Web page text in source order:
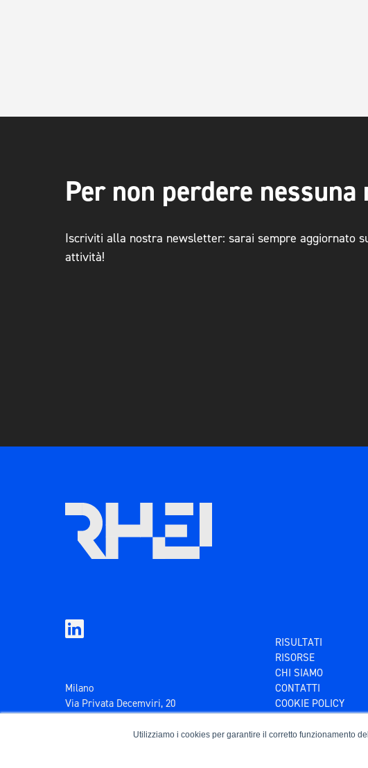
Utilizziamo i cookies per garantire il corretto funzionamento
Per non perdere nessuna
Iscriviti alla nostra newsletter: sarai sempre aggiornato
attività!
Milano
Via Privata Decemviri, 20
RISULTATI
RISORSE
CHI SIAMO
CONTATTI
COOKIE POLICY